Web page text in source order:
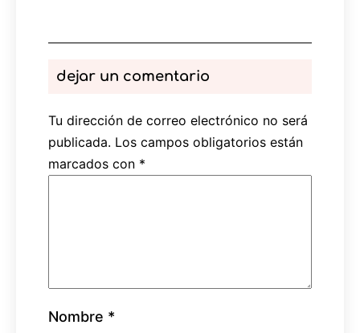
dejar un comentario
Tu dirección de correo electrónico no será
publicada. Los campos obligatorios están
marcados con *
Nombre *